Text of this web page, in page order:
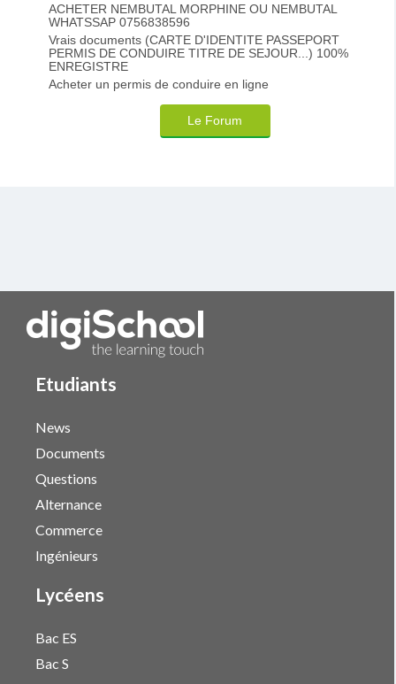
ACHETER NEMBUTAL MORPHINE OU NEMBUTAL
WHATSSAP 0756838596
Vrais documents (CARTE D'IDENTITE PASSEPORT
PERMIS DE CONDUIRE TITRE DE SEJOUR...) 100%
ENREGISTRE
Acheter un permis de conduire en ligne
Le Forum
Etudiants
News
Documents
Questions
Alternance
Commerce
Ingénieurs
Lycéens
Bac ES
Bac S